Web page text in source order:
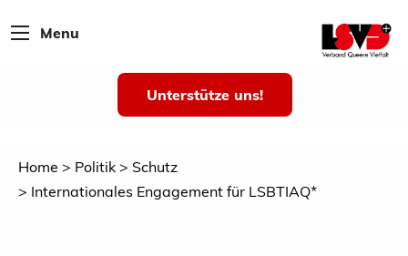
Menu
Unterstütze uns!
Home Politik
Schutz
Internationales Engagement für LSBTIAQ*